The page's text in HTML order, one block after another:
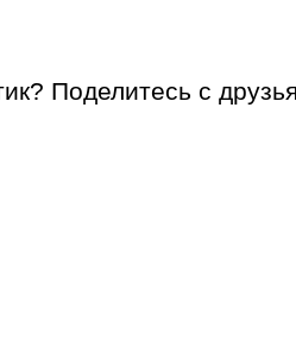
Поделитесь с